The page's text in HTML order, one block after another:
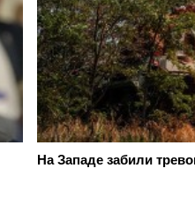
На Западе забили